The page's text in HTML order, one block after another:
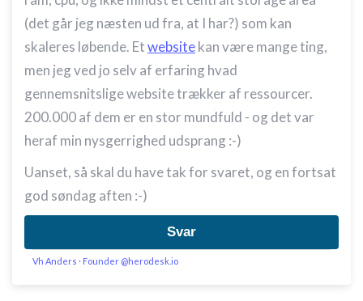
(det går jeg næsten ud fra, at I har?) som kan
skaleres løbende. Etwebsitekan være mange ting,
men jeg ved jo selv af erfaring hvad
gennemsnitslige website trækker af ressourcer.
200.000 af dem er en stor mundfuld - og det var
heraf min nysgerrighed udsprang :-)
Uanset, så skal du have tak for svaret, og en fortsat
god søndag aften :-)
Svar
Vh Anders · Founder @herodesk.io